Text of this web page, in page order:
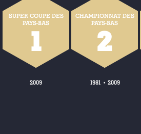
SUPER COUPE DES
PAYS-BAS
1
2009
CHAMPIONNAT DES
PAYS-BAS
2
1981 • 2009